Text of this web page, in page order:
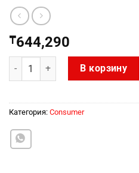
₸644,290
Количество товара DS-В корзину
Категория: Consumer